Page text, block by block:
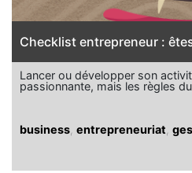
Checklist entrepreneur :
Lancer ou développer son
passionnante, mais les règles
business entrepreneuriat